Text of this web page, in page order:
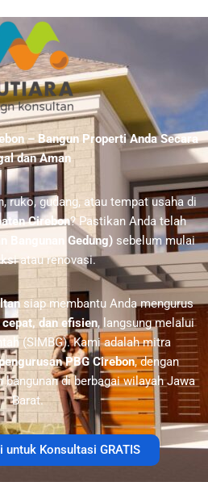
– Bangun Properti Anda Secara
dan Aman
ruko, gudang, atau tempat usaha di
Cirebon? Pastikan Anda telah
Bangunan Gedung)sebelum mulai
atau renovasi.
siap membantu Anda mengurus
cepat, dan efisien, langsung melalui
(SIMBG). Kami adalah mitra
PBG Cirebon, dengan
bangunan di berbagai wilayah Jawa
Barat.
untuk Konsultasi GRATIS